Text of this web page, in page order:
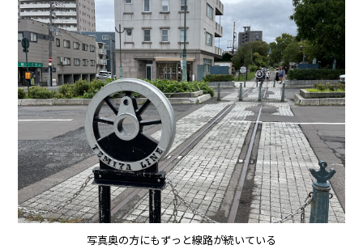
写真奥の方にもずっと線路が続いている